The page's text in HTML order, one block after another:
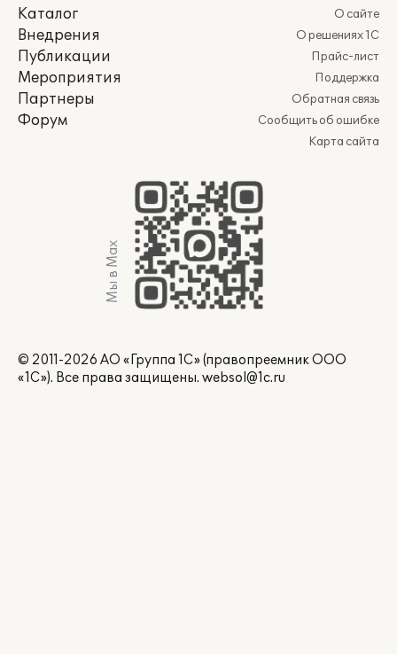
Каталог
Внедрения
Публикации
Мероприятия
Партнеры
Форум
О сайте
О решениях 1С
Прайс-лист
Поддержка
Обратная связь
Сообщить об ошибке
Карта сайта
Мы в Max
© 2011-2026 АО «Группа 1С» (правопреемник ООО
«1С»). Все права защищены. websol@1c.ru